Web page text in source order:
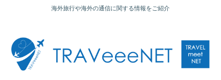
海外旅行や海外の通信に関する情報をご紹介